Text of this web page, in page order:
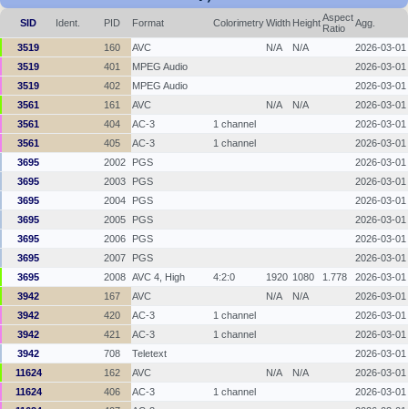
SID Ident. PID Format ColorimetryWidth HeightAspect
Ratio
Agg.
3519 160 AVC N/A N/A
2026-03-01
3519
401 MPEG Audio
2026-03-01
3519
402 MPEG Audio
2026-03-01
3561
161 AVC N/A N/A
2026-03-01
3561
404 AC-3 1 channel
2026-03-01
3561
405 AC-3 1 channel
2026-03-01
3695
2002 PGS
2026-03-01
3695
2003 PGS
2026-03-01
3695
2004 PGS
2026-03-01
3695
2005 PGS
2026-03-01
3695
2006 PGS
2026-03-01
3695
2007 PGS
2026-03-01
3695
2008 AVC 4, High 4:2:0 1920 1080 1.778
2026-03-01
3942
167 AVC N/A N/A
2026-03-01
3942
420 AC-3 1 channel
2026-03-01
3942
421 AC-3 1 channel
2026-03-01
3942
708 Teletext
2026-03-01
11624
162 AVC N/A N/A
2026-03-01
11624
406 AC-3 1 channel
2026-03-01